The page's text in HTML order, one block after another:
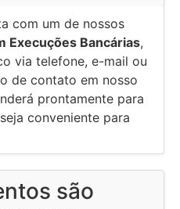
com um de nossos
Execuções Bancárias,
via telefone, e-mail ou
de contato em nosso
prontamente para
conveniente para
são